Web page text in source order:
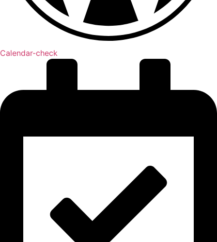
Calendar-check